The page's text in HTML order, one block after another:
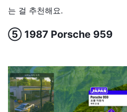
는 걸 추천해요.
⑤ 1987 Porsche 959